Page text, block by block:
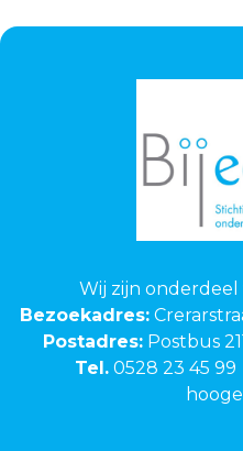
Wij zijn
Bezoekadres:
Postadres: Postbus
Tel. 0528 23 45 99